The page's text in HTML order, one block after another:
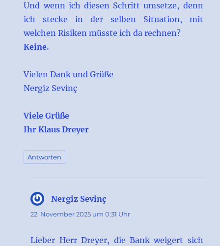
Und wenn ich diesen Schritt umsetze, denn
ich stecke in der selben Situation, mit
welchen Risiken müsste ich da rechnen?
Keine.
Vielen Dank und Grüße
Nergiz Sevinç
Viele Grüße
Ihr Klaus Dreyer
Antworten
Nergiz Sevinç
22. November 2025 um 0:31 Uhr
Lieber Herr Dreyer, die Bank weigert sich